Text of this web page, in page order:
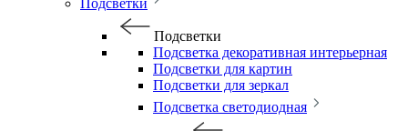
Подсветки
Подсветки
Подсветка декоративная интерьерная
Подсветки для картин
Подсветки для зеркал
Подсветка светодиодная